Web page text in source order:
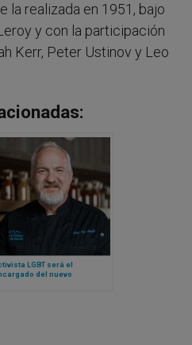
la realizada en 1951, bajo
y con la participación
Kerr, Peter Ustinov y Leo
LGBT será el
del nuevo